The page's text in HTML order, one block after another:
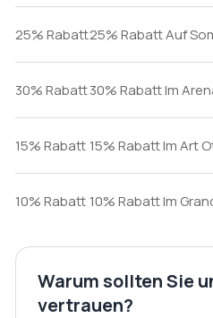
25% Rabatt25% Rabatt Auf
30% Rabatt30% Rabatt Im
15% Rabatt 15% Rabatt Im Art
10% Rabatt 10% Rabatt Im
Warum sollten Sie
vertrauen?